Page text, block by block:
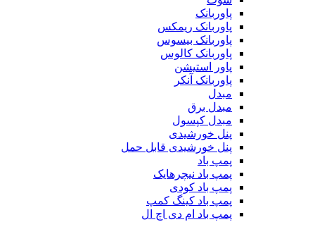
پاوربانک
پاوربانک ریمکس
پاوربانک بیسوس
پاوربانک کالوس
پاور استیشن
پاوربانک آنکر
مبدل
مبدل برق
مبدل کپسول
پنل خورشیدی
پنل خورشیدی قابل حمل
پمپ باد
پمپ باد نیچرهایک
پمپ باد کودی
پمپ باد کینگ کمپ
پمپ باد ام دی اچ ال